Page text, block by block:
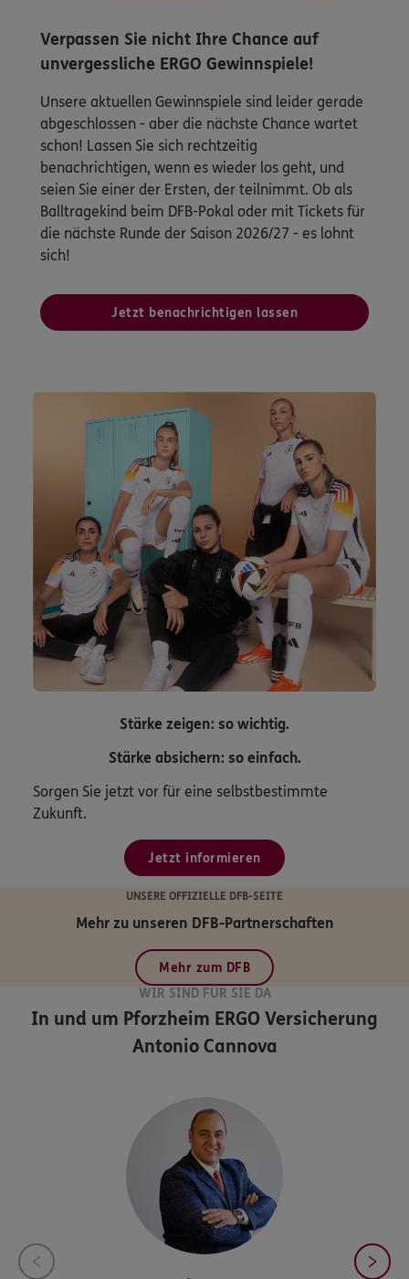
Verpassen Sie nicht Ihre Chance auf
unvergessliche ERGO Gewinnspiele!
Unsere aktuellen Gewinnspiele sind leider gerade
abgeschlossen - aber die nächste Chance wartet
schon! Lassen Sie sich rechtzeitig
benachrichtigen, wenn es wieder los geht, und
seien Sie einer der Ersten, der teilnimmt. Ob als
Balltragekind beim DFB-Pokal oder mit Tickets für
die nächste Runde der Saison 2026/27 - es lohnt
sich!
Jetzt benachrichtigen lassen
Stärke zeigen: so wichtig.
Stärke absichern: so einfach.
Sorgen Sie jetzt vor für eine selbstbestimmte
Zukunft.
Jetzt informieren
UNSERE OFFIZIELLE DFB-SEITE
Mehr zu unseren DFB-Partnerschaften
Mehr zum DFB
WIR SIND FÜR SIE DA
In und um Pforzheim ERGO Versicherung
Antonio Cannova